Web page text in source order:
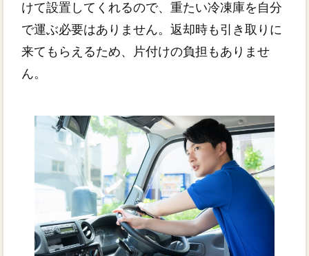
けて設置してくれるので、重たい冷凍庫を自分
で運ぶ必要はありません。返却時も引き取りに
来てもらえるため、片付けの負担もありませ
ん。